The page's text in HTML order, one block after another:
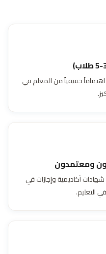
حقيقياً من المعلم في
ومعتمدون
شهادات أكاديمية وإجازات في